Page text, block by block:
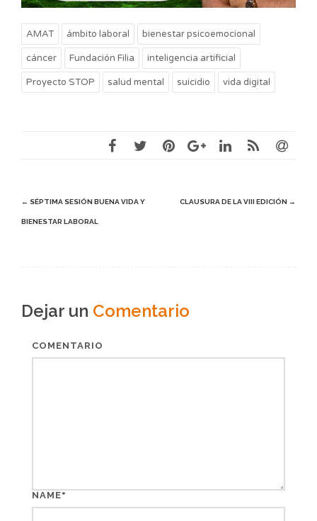
AMAT ámbito laboral bienestar psicoemocional
cáncer Fundación Filia inteligencia artificial
Proyecto STOP salud mental suicidio vida digital
Post
navigation
← SÉPTIMA SESIÓN BUENA VIDA Y
BIENESTAR LABORAL
CLAUSURA DE LA VIII EDICIÓN →
Dejar un Comentario
COMENTARIO
NAME*